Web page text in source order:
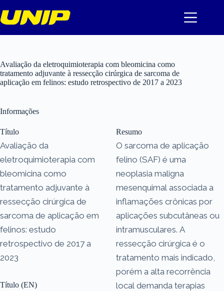
para
o
Avaliação da eletroquimioterapia com bleomicina como
tratamento adjuvante à ressecção cirúrgica de sarcoma de
aplicação em felinos: estudo retrospectivo de 2017 a 2023
Informações
Título
Avaliação da
eletroquimioterapia com
bleomicina como
tratamento adjuvante à
ressecção cirúrgica de
sarcoma de aplicação em
felinos: estudo
retrospectivo de 2017 a
2023
Título (EN)
Resumo
O sarcoma de aplicação
felino (SAF) é uma
neoplasia maligna
mesenquimal associada a
inflamações crônicas por
aplicações subcutâneas ou
intramusculares. A
ressecção cirúrgica é o
tratamento mais indicado,
porém a alta recorrência
local demanda terapias